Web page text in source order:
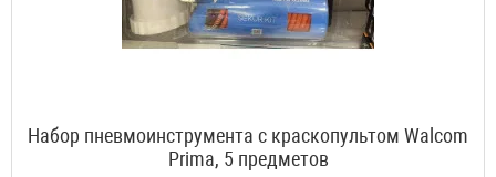
Набор пневмоинструмента с краскопультом Walcom
Prima, 5 предметов